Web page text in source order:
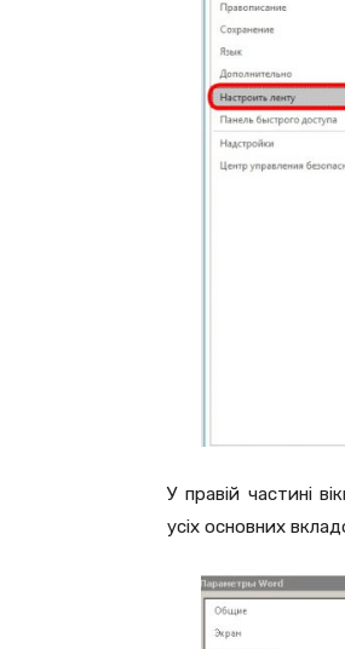
У правій частині
усіх основних